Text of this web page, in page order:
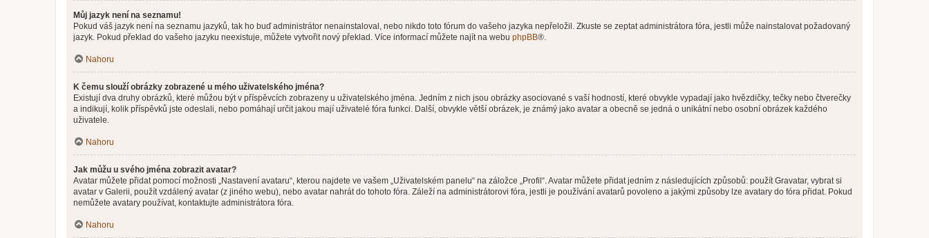
Můj jazyk není na seznamu!
Pokud váš jazyk není na seznamu jazyků, tak ho buď administrátor nenainstaloval, nebo nikdo toto fórum do vašeho jazyka nepřeložil. Zkuste se zeptat administrátora fóra, jestli může nainstalovat požadovaný
jazyk. Pokud překlad do vašeho jazyku neexistuje, můžete vytvořit nový překlad. Více informací můžete najít na webu phpBB®.
Nahoru
K čemu slouží obrázky zobrazené u mého uživatelského jména?
Existují dva druhy obrázků, které můžou být v příspěvcích zobrazeny u uživatelského jména. Jedním z nich jsou obrázky asociované s vaší hodností, které obvykle vypadají jako hvězdičky, tečky nebo čtverečky
a indikují, kolik příspěvků jste odeslali, nebo pomáhají určit jakou mají uživatelé fóra funkci. Další, obvykle větší obrázek, je známý jako avatar a obecně se jedná o unikátní nebo osobní obrázek každého
uživatele.
Nahoru
Jak můžu u svého jména zobrazit avatar?
Avatar můžete přidat pomocí možnosti „Nastavení avataru“, kterou najdete ve vašem „Uživatelském panelu“ na záložce „Profil“. Avatar můžete přidat jedním z následujících způsobů: použít Gravatar, vybrat si
avatar v Galerii, použít vzdálený avatar (z jiného webu), nebo avatar nahrát do tohoto fóra. Záleží na administrátorovi fóra, jestli je používání avatarů povoleno a jakými způsoby lze avatary do fóra přidat. Pokud
nemůžete avatary používat, kontaktujte administrátora fóra.
Nahoru